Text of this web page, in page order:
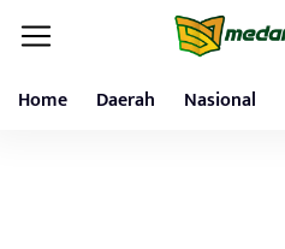
Home Daerah Nasional